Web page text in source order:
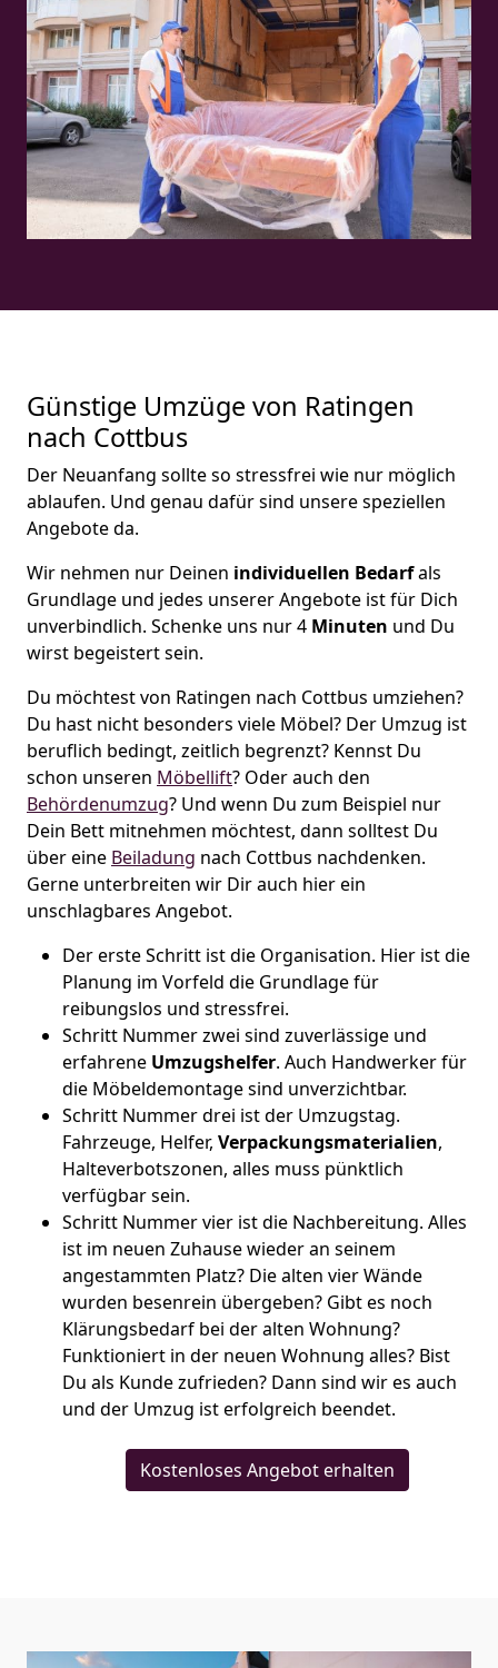
Günstige Umzüge von Ratingen
nach Cottbus
Der Neuanfang sollte so stressfrei wie nur möglich
ablaufen. Und genau dafür sind unsere speziellen
Angebote da.
Wir nehmen nur Deinen individuellen Bedarfals
Grundlage und jedes unserer Angebote ist für Dich
unverbindlich. Schenke uns nur 4 Minuten und Du
wirst begeistert sein.
Du möchtest von Ratingen nach Cottbus umziehen?
Du hast nicht besonders viele Möbel? Der Umzug ist
beruflich bedingt, zeitlich begrenzt? Kennst Du
schon unseren Möbellift? Oder auch den
Behördenumzug? Und wenn Du zum Beispiel nur
Dein Bett mitnehmen möchtest, dann solltest Du
über eine Beiladung nach Cottbus nachdenken.
Gerne unterbreiten wir Dir auch hier ein
unschlagbares Angebot.
Der erste Schritt ist die Organisation. Hier ist die
Planung im Vorfeld die Grundlage für
reibungslos und stressfrei.
Schritt Nummer zwei sind zuverlässige und
erfahrene Umzugshelfer. Auch Handwerker für
die Möbeldemontage sind unverzichtbar.
Schritt Nummer drei ist der Umzugstag.
Fahrzeuge, Helfer, Verpackungsmaterialien,
Halteverbotszonen, alles muss pünktlich
verfügbar sein.
Schritt Nummer vier ist die Nachbereitung. Alles
ist im neuen Zuhause wieder an seinem
angestammten Platz? Die alten vier Wände
wurden besenrein übergeben? Gibt es noch
Klärungsbedarf bei der alten Wohnung?
Funktioniert in der neuen Wohnung alles? Bist
Du als Kunde zufrieden? Dann sind wir es auch
und der Umzug ist erfolgreich beendet.
Kostenloses Angebot erhalten